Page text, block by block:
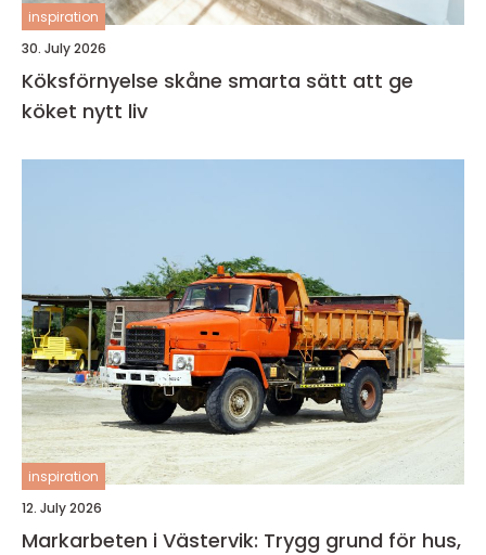
inspiration
30. July 2026
Köksförnyelse skåne smarta sätt att ge
köket nytt liv
inspiration
12. July 2026
Markarbeten i Västervik: Trygg grund för hus,